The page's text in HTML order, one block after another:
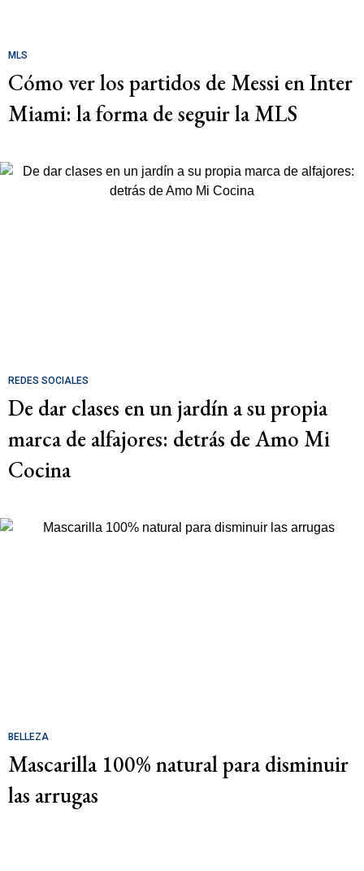
MLS
Cómo ver los partidos de Messi en Inter
Miami: la forma de seguir la MLS
REDES SOCIALES
De dar clases en un jardín a su propia
marca de alfajores: detrás de Amo Mi
Cocina
BELLEZA
Mascarilla 100% natural para disminuir
las arrugas